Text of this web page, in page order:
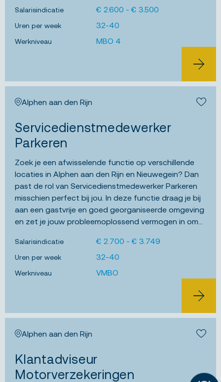
Salarisindicatie € 2.600 - € 3.500
Uren per week 32-40
Werkniveau MBO 4
BEKIJK
Alphen aan den Rijn
Servicedienstmedewerker
Parkeren
Zoek je een afwisselende functie op verschillende
locaties in Alphen aan den Rijn en Nieuwegein? Dan
past de rol van Servicedienstmedewerker Parkeren
misschien perfect bij jou. In deze functie draag je bij
aan een gastvrije en goed georganiseerde omgeving
en zet je jouw probleemoplossend vermogen in om
Salarisindicatie € 2.700 - € 3.749
Uren per week 32-40
Werkniveau VMBO
BEKIJK
Alphen aan den Rijn
Klantadviseur
Motorverzekeringen